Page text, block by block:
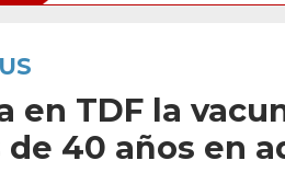
en TDF la
de 40 años en